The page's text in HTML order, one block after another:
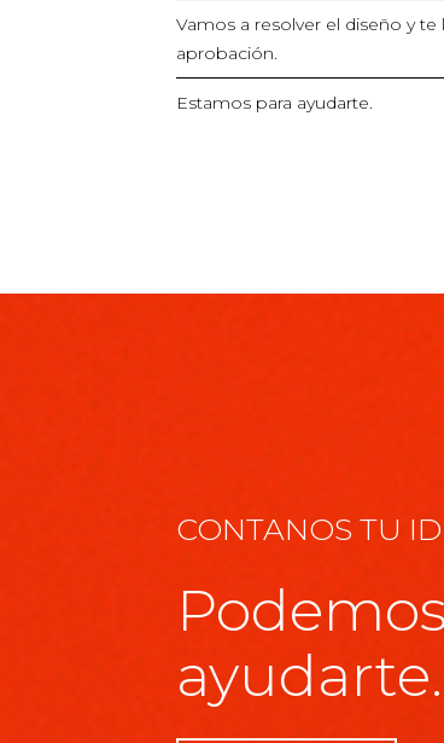
Vamos a resolver el diseño y
aprobación.
Estamos para ayudarte.
CONTANOS TU
Podemos
ayudarte.